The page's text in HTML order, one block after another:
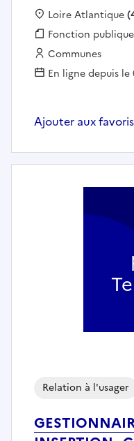
Localisation :
Loire Atlantique
Fonction
Fonction
Employeur :
Communes
En ligne depuis
Ajouter aux favoris
Relation à l'usager